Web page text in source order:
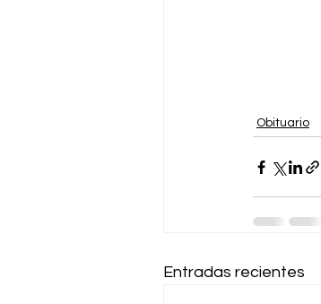
Obituario
Entradas recientes